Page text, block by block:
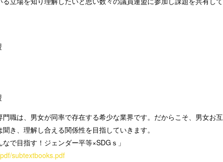
職は、男女が同率で存在する希少な業界です。だからこそ、男女お互
き、理解し合える関係性を目指していきます。
で目指す！ジェンダー平等×SDGｓ」
subtextbooks.pdf